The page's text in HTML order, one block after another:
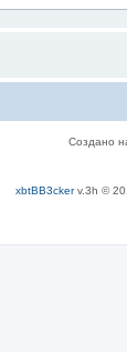
Создано
xbtBB3ckerv.3h ©